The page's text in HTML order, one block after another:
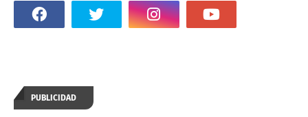
PUBLICIDAD